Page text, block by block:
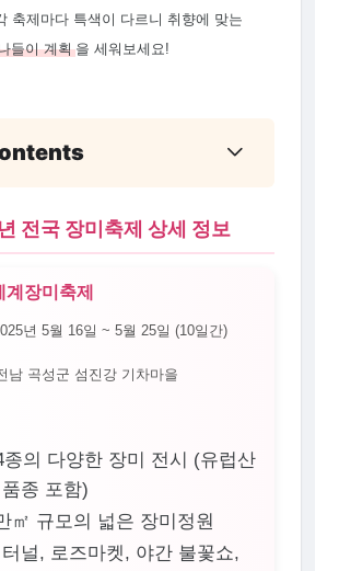
축제마다 특색이 다르니 취향에 맞는
들이 계획 을 세워보세요!
전국 장미축제 상세 정보
계장미축제
년 5월 16일 ~ 5월 25일 (10일간)
남 곡성군 섬진강 기차마을
종의 다양한 장미 전시 (유럽산
종 포함)
㎡ 규모의 넓은 장미정원
널, 로즈마켓, 야간 불꽃쇼,